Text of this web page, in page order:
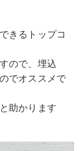
きるトップコ
ので、埋込
でオススメで
助かります